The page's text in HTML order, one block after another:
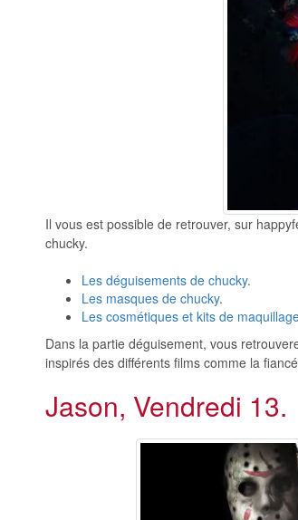
Il vous est possible de retrouver, sur
chucky.
Les déguisements de chucky.
Les masques de chucky.
Les cosmétiques et kits de
Dans la partie déguisement, vous
inspirés des différents films comme la
Jason, Vendredi 13.